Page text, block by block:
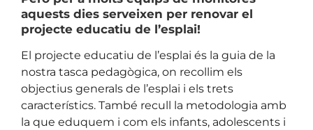
aquests dies serveixen per renovar el
projecte educatiu de l’esplai!
El projecte educatiu de l’esplai és la guia de la
nostra tasca pedagògica, on recollim els
objectius generals de l’esplai i els trets
característics. També recull la metodologia amb
la que eduquem i com els infants, adolescents i